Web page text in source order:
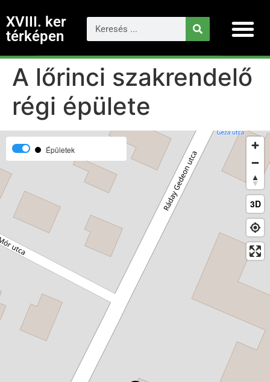
XVIII. ker
térképen
A lőrinci szakrendelő
régi épülete
Épületek